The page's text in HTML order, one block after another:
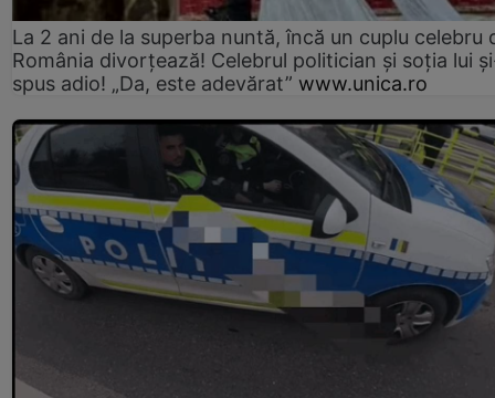
La 2 ani de la superba nuntă, încă un cuplu celebru
România divorțează! Celebrul politician și soția lui
spus adio! „Da, este adevărat” www.unica.ro